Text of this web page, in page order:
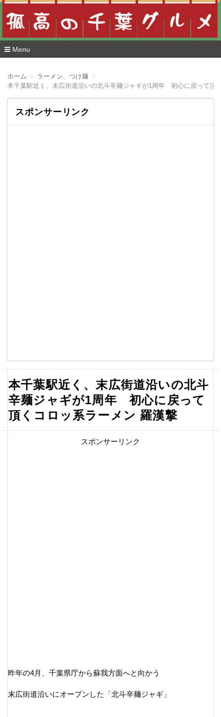
Menu
ホーム
ラーメン、つけ麺
本千葉駅近く、末広街道沿いの北斗辛麺ジャギが1周年 初心に戻って頂
スポンサーリンク
本千葉駅近く、末広街道沿いの北斗
辛麺ジャギが1周年 初心に戻って
頂くコロッ系ラーメン 羅漢撃
スポンサーリンク
昨年の4月、千葉県庁から蘇我方面へと向かう
末広街道沿いにオープンした「北斗辛麺ジャギ」